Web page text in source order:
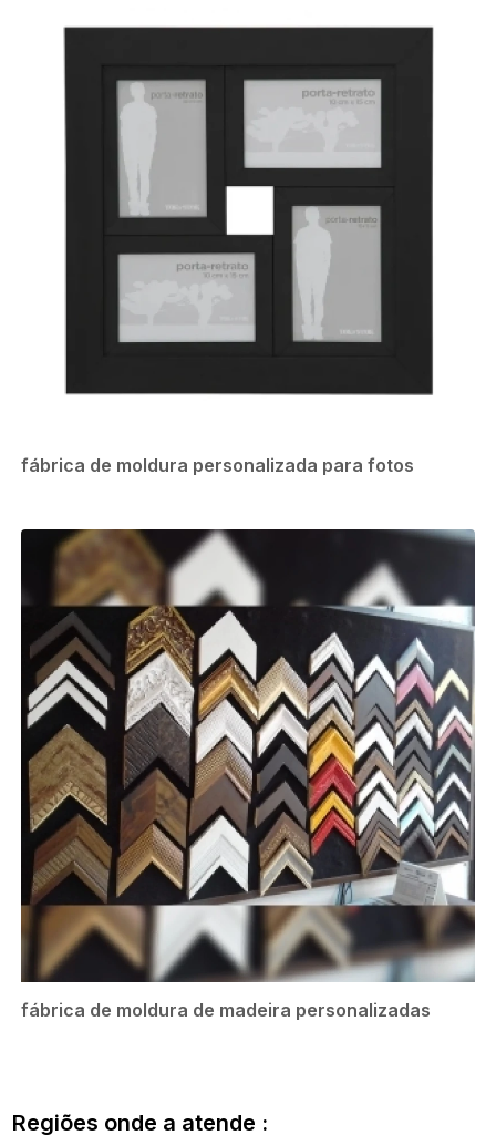
fábrica de moldura personalizada para fotos
fábrica de moldura de madeira personalizadas
Regiões onde a atende :